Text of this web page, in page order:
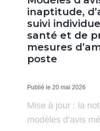
inaptitude,
suivi
santé et de
mesures
poste
Publié le 20 mai 2026
Mise à jour : la
modèles d’avis